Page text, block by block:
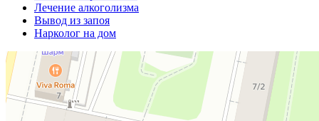
Лечение алкоголизма
Вывод из запоя
Нарколог на дом